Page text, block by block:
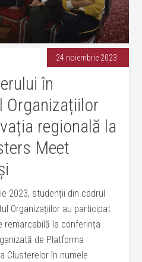
24 noiembrie 2023
în
Organizațiilor
regională la
Meet
2023, studenții din cadrul
Organizațiilor au participat
remarcabilă la conferința
de Platforma
Clusterelor în numele